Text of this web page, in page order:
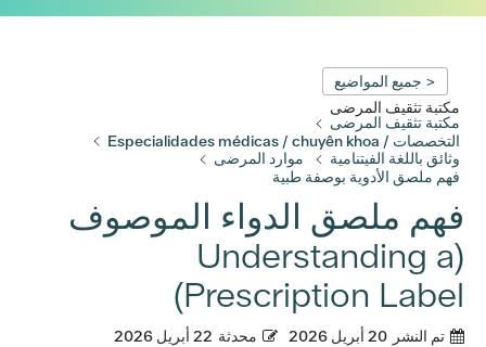
< جميع المواضيع
مكتبة تثقيف المرضى
مكتبة تثقيف المرضى
التخصصات / Especialidades médicas / chuyên khoa
وثائق باللغة الفيتنامية
موارد المرضى
فهم ملصق الأدوية بوصفة طبية
فهم ملصق الدواء الموصوف
(Understanding a
Prescription Label)
تم النشر 20 أبريل 2026 محدثة 22 أبريل 2026